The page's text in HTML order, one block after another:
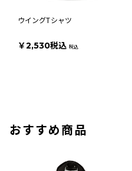
ウイングTシャツ
￥2,530税込 税込
おすすめ商品